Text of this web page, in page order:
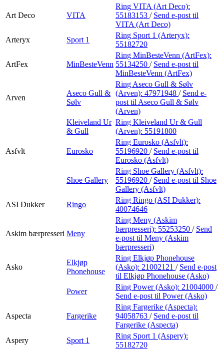
Art Deco VITA
Ring VITA (Art Deco):
55183153 / Send e-post til
VITA (Art Deco)
Arteryx
Sport 1
Ring Sport 1 (Arteryx):
55182720
ArtFex MinBesteVenn
Ring MinBesteVenn (ArtFex):
55134250 / Send e-post til
MinBesteVenn (ArtFex)
Arven
Aseco Gull &
Sølv
Ring Aseco Gull & Sølv
(Arven): 47971948 / Send e-
post til Aseco Gull & Sølv
(Arven)
Kleiveland Ur
& Gull
Ring Kleiveland Ur & Gull
(Arven): 55191800
Asfvlt Eurosko
Ring Eurosko (Asfvlt):
55196920 / Send e-post til
Eurosko (Asfvlt)
Shoe Gallery
Ring Shoe Gallery (Asfvlt):
55196920 / Send e-post til Shoe
Gallery (Asfvlt)
ASI Dukker
Ringo
Ring Ringo (ASI Dukker):
40074646
Askim bærpresseri Meny
Ring Meny (Askim
bærpresseri): 55253250 / Send
e-post til Meny (Askim
bærpresseri)
Asko
Elkjøp
Phonehouse
Ring Elkjøp Phonehouse
(Asko): 21002121 / Send e-post
til Elkjøp Phonehouse (Asko)
Power
Ring Power (Asko): 21004000 /
Send e-post til Power (Asko)
Aspecta Fargerike
Ring Fargerike (Aspecta):
94058763 / Send e-post til
Fargerike (Aspecta)
Aspery
Sport 1
Ring Sport 1 (Aspery):
55182720